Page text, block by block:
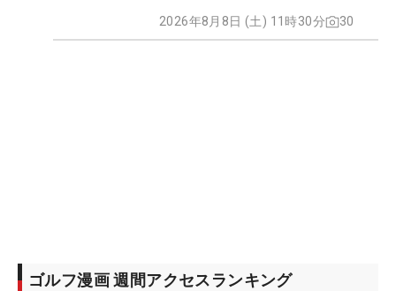
2026年8月8日 (土) 11時30分 30
ゴルフ漫画 週間アクセスランキング